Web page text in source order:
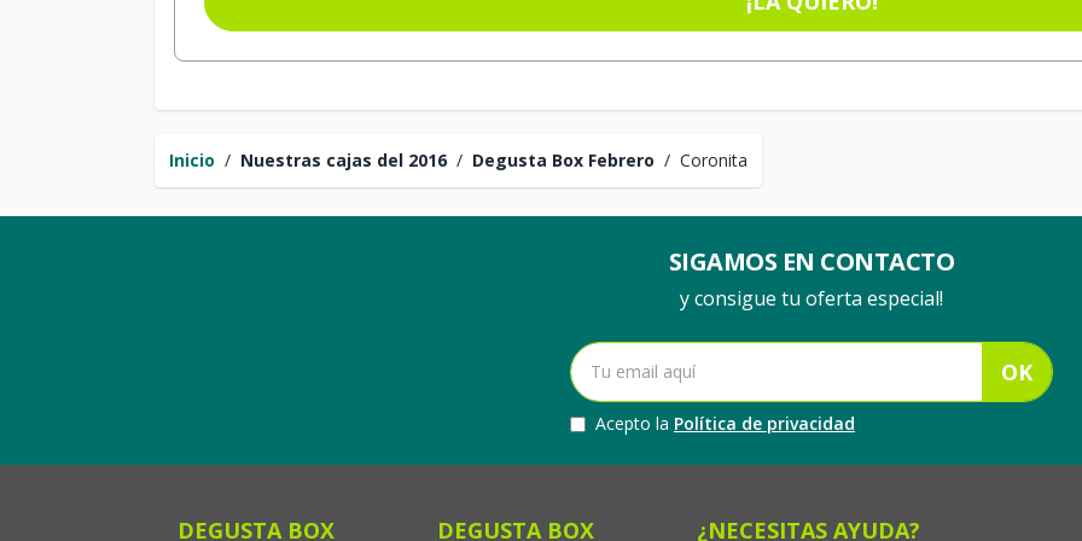
Inicio / Nuestras cajas del 2016 / Degusta Box Febrero / Coronita
SIGAMOS EN CONTACTO
y consigue tu oferta especial!
OK
Acepto la Política de privacidad
DEGUSTA BOX DEGUSTA BOX ¿NECESITAS AYUDA?